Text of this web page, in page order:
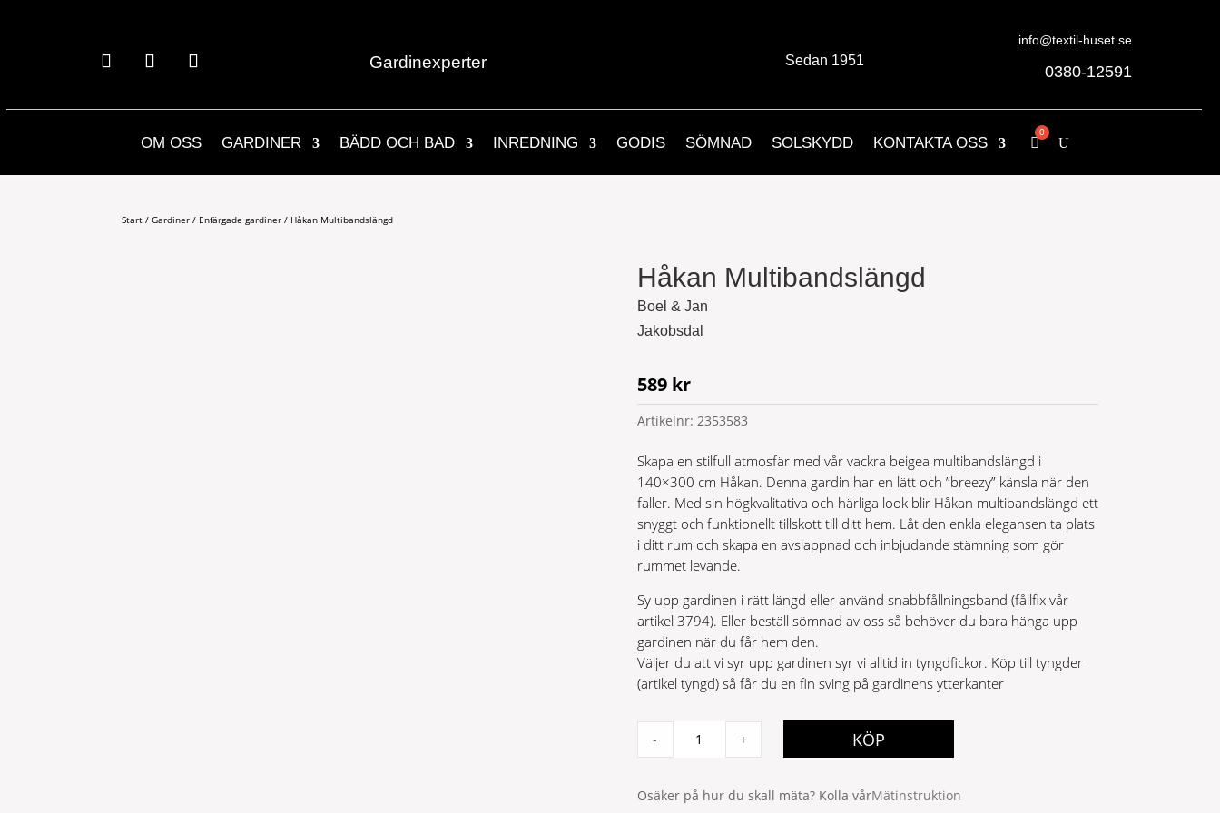
Gardinexperter Sedan 1951
info@textil-huset.se
0380-12591
OM OSS GARDINER BÄDD OCH BAD INREDNING GODIS SÖMNAD SOLSKYDD KONTAKTA OSS
Start /Gardiner / Enfärgade gardiner / Håkan Multibandslängd
Håkan Multibandslängd
Boel & Jan
Jakobsdal
589 kr
Artikelnr: 2353583
Skapa en stilfull atmosfär med vår vackra beigea multibandslängd i
140×300 cm Håkan. Denna gardin har en lätt och ”breezy” känsla när den
faller. Med sin högkvalitativa och härliga look blir Håkan multibandslängd ett
snyggt och funktionellt tillskott till ditt hem. Låt den enkla elegansen ta plats
i ditt rum och skapa en avslappnad och inbjudande stämning som gör
rummet levande.
Sy upp gardinen i rätt längd eller använd snabbfållningsband (fållfix vår
artikel 3794). Eller beställ sömnad av oss så behöver du bara hänga upp
gardinen när du får hem den.
Väljer du att vi syr upp gardinen syr vi alltid in tyngdfickor. Köp till tyngder
(artikel tyngd) så får du en fin sving på gardinens ytterkanter
- + KÖP
Osäker på hur du skall mäta? Kolla vårMätinstruktion